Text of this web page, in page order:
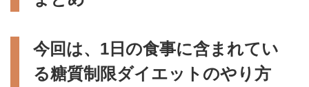
今回は、1日の食事に含まれてい
る糖質制限ダイエットのやり方